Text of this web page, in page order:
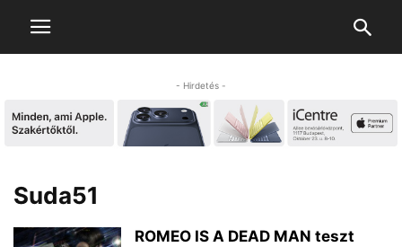
- Hirdetés -
Suda51
ROMEO IS A DEAD MAN teszt